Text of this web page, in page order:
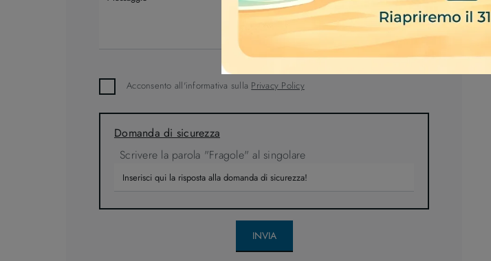
Acconsento all'informativa sulla Privacy Policy
Domanda di sicurezza
Scrivere la parola "Fragole" al singolare
INVIA